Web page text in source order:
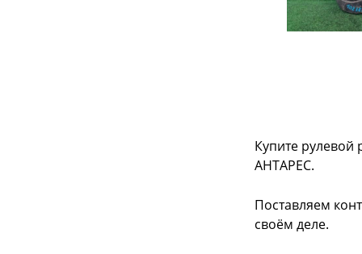
Купите рулевой
АНТАРЕС.
Поставляем
своём деле.